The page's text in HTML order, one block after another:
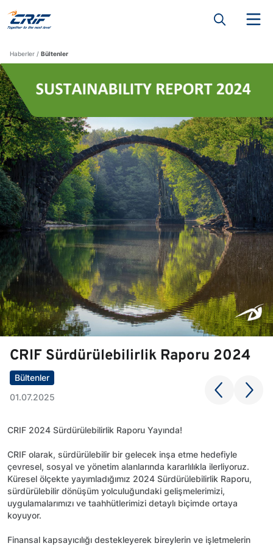
Haberler Bültenler
CRIF Sürdürülebilirlik Raporu 2024
Bültenler
01.07.2025
CRIF 2024 Sürdürülebilirlik Raporu Yayında!
CRIF olarak, sürdürülebilir bir gelecek inşa etme hedefiyle
çevresel, sosyal ve yönetim alanlarında kararlılıkla ilerliyoruz.
Küresel ölçekte yayımladığımız 2024 Sürdürülebilirlik Raporu,
sürdürülebilir dönüşüm yolculuğundaki gelişmelerimizi,
uygulamalarımızı ve taahhütlerimizi detaylı biçimde ortaya
koyuyor.
Finansal kapsayıcılığı destekleyerek bireylerin ve işletmelerin